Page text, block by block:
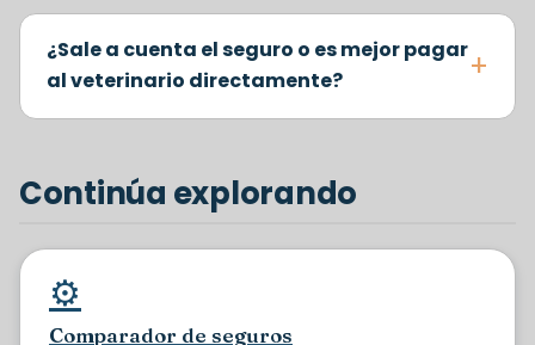
¿Sale a cuenta el seguro o es mejor pagar
al veterinario directamente?
Continúa explorando
⚙️
Comparador de seguros